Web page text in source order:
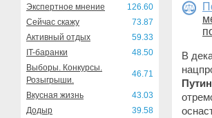
Экспертное мнение
126.60
Сейчас скажу
73.87
Активный отдых
59.33
IT-баранки
48.50
Выборы. Конкурсы.
Розыгрыши.
46.71
Вкусная жизнь
43.03
Додыр
39.58
В